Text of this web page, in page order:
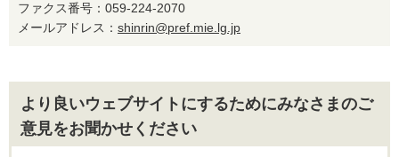
ファクス番号：059-224-2070
メールアドレス： shinrin@pref.mie.lg.jp
より良いウェブサイトにするためにみなさまのご
意見をお聞かせください